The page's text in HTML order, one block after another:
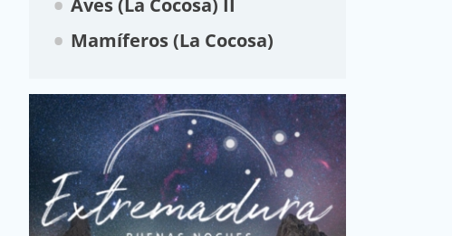
Aves (La Cocosa) II
Mamíferos (La Cocosa)